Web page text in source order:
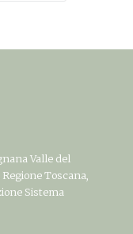
Valle del
Toscana,
Sistema